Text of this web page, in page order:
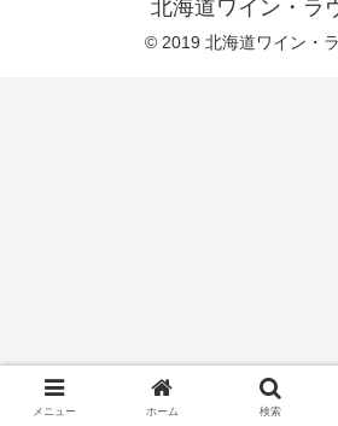
北海道ワイン・ラ
© 2019 北海道ワイン・
メニュー ホーム 検索